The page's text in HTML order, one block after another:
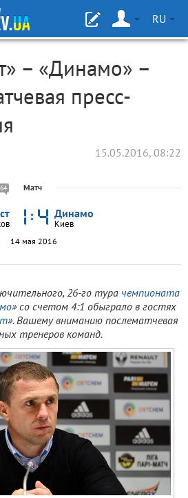
RU
– «Динамо» –
пресс-
15.05.2016, 08:22
Матч
Динамо
Киев
14 мая 2016
26-го тура чемпионата
» со счетом 4:1 обыграло в гостях
». Вашему вниманию послематчевая
тренеров команд.